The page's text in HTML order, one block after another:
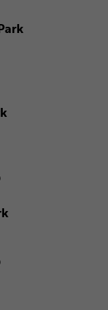
- Comfy Park
- Morski Park
Solvay Park